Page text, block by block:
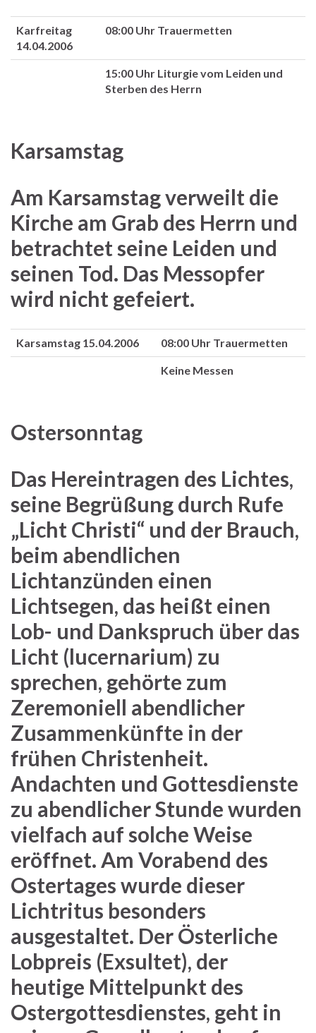
Karfreitag
14.04.2006
08:00 Uhr Trauermetten
15:00 Uhr Liturgie vom Leiden und
Sterben des Herrn
Karsamstag
Am Karsamstag verweilt die
Kirche am Grab des Herrn und
betrachtet seine Leiden und
seinen Tod. Das Messopfer
wird nicht gefeiert.
Karsamstag 15.04.2006 08:00 Uhr Trauermetten
Keine Messen
Ostersonntag
Das Hereintragen des Lichtes,
seine Begrüßung durch Rufe
„Licht Christi“ und der Brauch,
beim abendlichen
Lichtanzünden einen
Lichtsegen, das heißt einen
Lob- und Dankspruch über das
Licht (lucernarium) zu
sprechen, gehörte zum
Zeremoniell abendlicher
Zusammenkünfte in der
frühen Christenheit.
Andachten und Gottesdienste
zu abendlicher Stunde wurden
vielfach auf solche Weise
eröffnet. Am Vorabend des
Ostertages wurde dieser
Lichtritus besonders
ausgestaltet. Der Österliche
Lobpreis (Exsultet), der
heutige Mittelpunkt des
Ostergottesdienstes, geht in